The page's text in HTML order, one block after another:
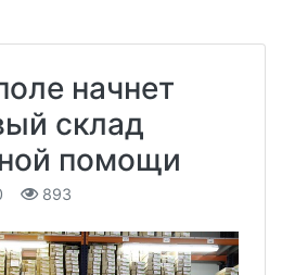
начнет
склад
помощи
893